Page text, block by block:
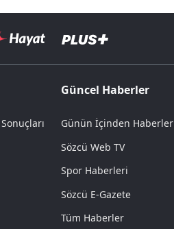
Güncel Haberler
Günün İçinden Haberler
Sözcü Web TV
Spor Haberleri
Sözcü E-Gazete
Tüm Haberler